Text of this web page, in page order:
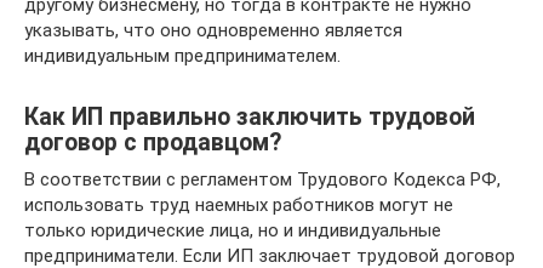
другому бизнесмену, но тогда в контракте не нужно
указывать, что оно одновременно является
индивидуальным предпринимателем.
Как ИП правильно заключить трудовой
договор с продавцом?
В соответствии с регламентом Трудового Кодекса РФ,
использовать труд наемных работников могут не
только юридические лица, но и индивидуальные
предприниматели. Если ИП заключает трудовой договор